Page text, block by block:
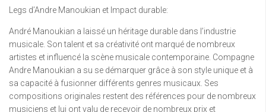
Legs d’Andre Manoukian et Impact durable:
André Manoukian a laissé un héritage durable dans l’industrie
musicale. Son talent et sa créativité ont marqué de nombreux
artistes et influencé la scène musicale contemporaine. Compagne
Andre Manoukian a su se démarquer grâce à son style unique et à
sa capacité à fusionner différents genres musicaux. Ses
compositions originales restent des références pour de nombreux
musiciens et lui ont valu de recevoir de nombreux prix et